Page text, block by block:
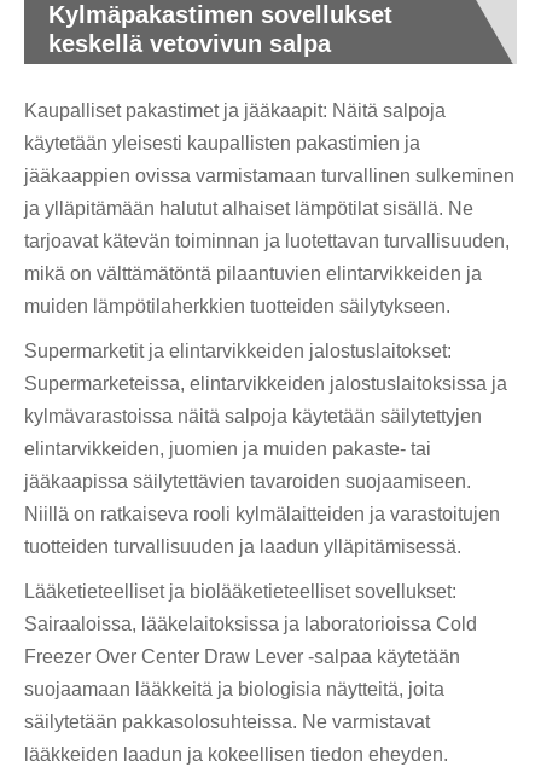
Kylmäpakastimen sovellukset
keskellä vetovivun salpa
Kaupalliset pakastimet ja jääkaapit: Näitä salpoja
käytetään yleisesti kaupallisten pakastimien ja
jääkaappien ovissa varmistamaan turvallinen sulkeminen
ja ylläpitämään halutut alhaiset lämpötilat sisällä. Ne
tarjoavat kätevän toiminnan ja luotettavan turvallisuuden,
mikä on välttämätöntä pilaantuvien elintarvikkeiden ja
muiden lämpötilaherkkien tuotteiden säilytykseen.
Supermarketit ja elintarvikkeiden jalostuslaitokset:
Supermarketeissa, elintarvikkeiden jalostuslaitoksissa ja
kylmävarastoissa näitä salpoja käytetään säilytettyjen
elintarvikkeiden, juomien ja muiden pakaste- tai
jääkaapissa säilytettävien tavaroiden suojaamiseen.
Niillä on ratkaiseva rooli kylmälaitteiden ja varastoitujen
tuotteiden turvallisuuden ja laadun ylläpitämisessä.
Lääketieteelliset ja biolääketieteelliset sovellukset:
Sairaaloissa, lääkelaitoksissa ja laboratorioissa Cold
Freezer Over Center Draw Lever -salpaa käytetään
suojaamaan lääkkeitä ja biologisia näytteitä, joita
säilytetään pakkasolosuhteissa. Ne varmistavat
lääkkeiden laadun ja kokeellisen tiedon eheyden.